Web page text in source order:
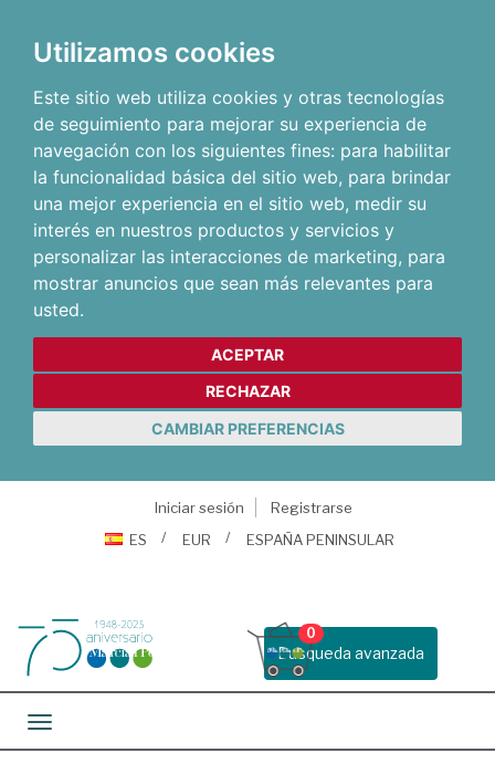
Utilizamos cookies
Este sitio web utiliza cookies y otras tecnologías
de seguimiento para mejorar su experiencia de
navegación con los siguientes fines: para habilitar
la funcionalidad básica del sitio web, para brindar
una mejor experiencia en el sitio web, medir su
interés en nuestros productos y servicios y
personalizar las interacciones de marketing, para
mostrar anuncios que sean más relevantes para
usted.
ACEPTAR
RECHAZAR
CAMBIAR PREFERENCIAS
Iniciar sesión
Registrarse
ES
EUR ESPAÑA PENINSULAR
Busqueda avanzada
0
Toggle navigation